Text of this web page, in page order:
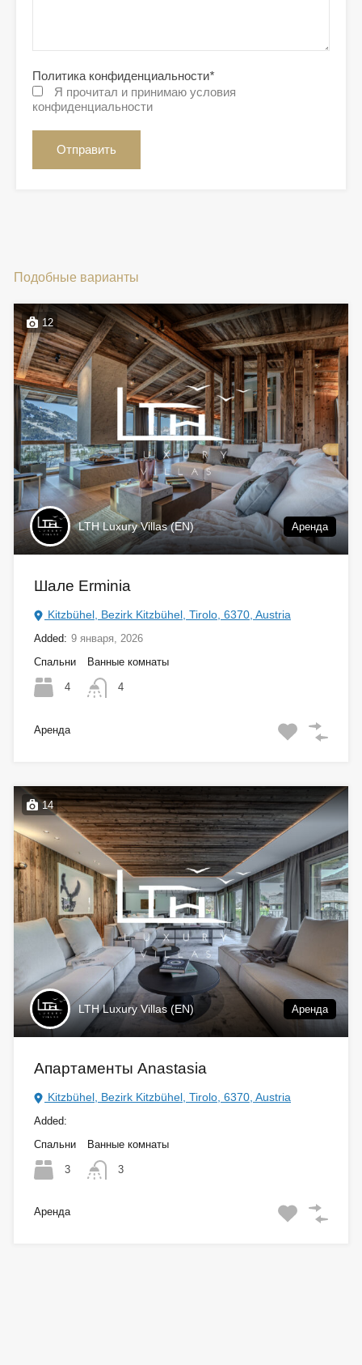
Политика конфиденциальности*
Я прочитал и принимаю условия
конфиденциальности
Подобные варианты
12
LTH Luxury Villas (EN) Аренда
Шале Erminia
Kitzbühel, Bezirk Kitzbühel, Tirolo, 6370, Austria
Added: 9 января, 2026
Спальни
4
Ванные комнаты
4
Аренда
14
LTH Luxury Villas (EN) Аренда
Апартаменты Anastasia
Kitzbühel, Bezirk Kitzbühel, Tirolo, 6370, Austria
Added:
Спальни
3
Ванные комнаты
3
Аренда